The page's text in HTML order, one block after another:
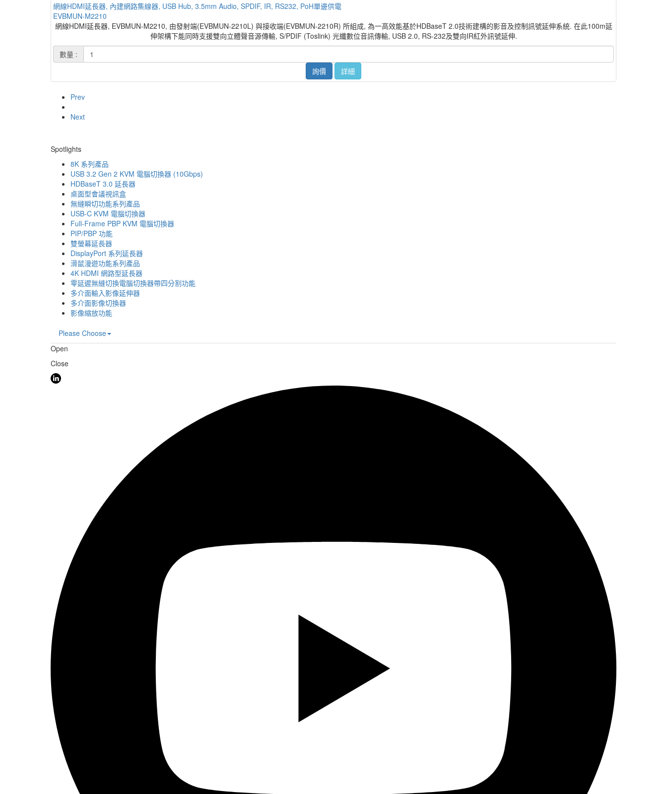
網線HDMI延長器, 內建網路集線器, USB Hub, 3.5mm Audio, SPDIF, IR, RS232, PoH單邊供電
EVBMUN-M2210
網線HDMI延長器, EVBMUN-M2210, 由發射端(EVBMUN-2210L) 與接收端(EVBMUN-2210R) 所組成, 為一高效能基於HDBaseT 2.0技術建構的影音及控制訊號延伸系統. 在此100m延
伸架構下能同時支援雙向立體聲音源傳輸, S/PDIF (Toslink) 光纖數位音訊傳輸, USB 2.0, RS-232及雙向IR紅外訊號延伸.
數量 :
詢價
詳細
Prev
Next
Spotlights
8K 系列產品
USB 3.2 Gen 2 KVM 電腦切換器 (10Gbps)
HDBaseT 3.0 延長器
桌面型會議視訊盒
無縫瞬切功能系列產品
USB-C KVM 電腦切換器
Full-Frame PBP KVM 電腦切換器
PIP/PBP 功能
雙螢幕延長器
DisplayPort 系列延長器
滑鼠漫遊功能系列產品
4K HDMI 網路型延長器
零延遲無縫切換電腦切換器帶四分割功能
多介面輸入影像延伸器
多介面影像切換器
影像縮放功能
Please Choose
Open
Close